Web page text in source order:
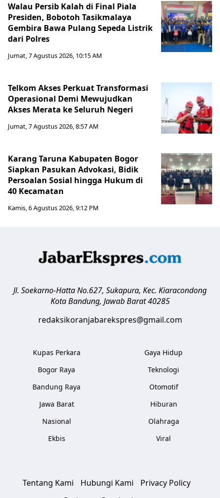
Walau Persib Kalah di Final Piala
Presiden, Bobotoh Tasikmalaya
Gembira Bawa Pulang Sepeda Listrik
dari Polres
Jumat, 7 Agustus 2026, 10:15 AM
Telkom Akses Perkuat Transformasi
Operasional Demi Mewujudkan
Akses Merata ke Seluruh Negeri
Jumat, 7 Agustus 2026, 8:57 AM
Karang Taruna Kabupaten Bogor
Siapkan Pasukan Advokasi, Bidik
Persoalan Sosial hingga Hukum di
40 Kecamatan
Kamis, 6 Agustus 2026, 9:12 PM
Jl. Soekarno-Hatta No.627, Sukapura, Kec. Kiaracondong
Kota Bandung, Jawab Barat 40285
redaksikoranjabarekspres@gmail.com
Kupas Perkara
Bogor Raya
Bandung Raya
Jawa Barat
Nasional
Ekbis
Gaya Hidup
Teknologi
Otomotif
Hiburan
Olahraga
Viral
Tentang Kami Hubungi Kami
Privacy Policy